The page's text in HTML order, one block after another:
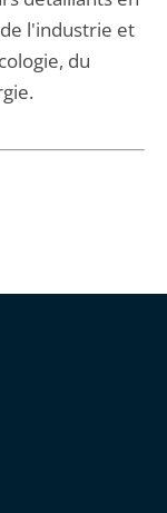
l'industrie et
du